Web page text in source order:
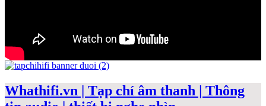
Whathifi.vn | Tạp chí âm thanh | Thông